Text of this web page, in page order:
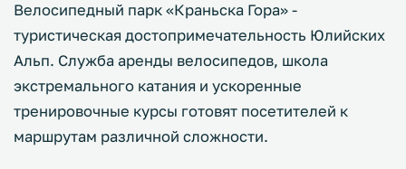
Велосипедный парк «Краньска Гора» -
туристическая достопримечательность Юлийских
Альп. Служба аренды велосипедов, школа
экстремального катания и ускоренные
тренировочные курсы готовят посетителей к
маршрутам различной сложности.